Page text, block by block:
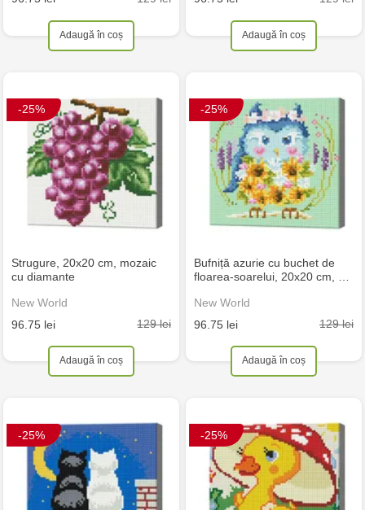
Adaugă în coș Adaugă în coș
-25%
Strugure, 20x20 cm, mozaic
cu diamante
New World
96.75 lei
129 lei
Adaugă în coș
-25%
Bufniță azurie cu buchet de
floarea-soarelui, 20x20 cm, …
New World
96.75 lei
129 lei
Adaugă în coș
-25% -25%